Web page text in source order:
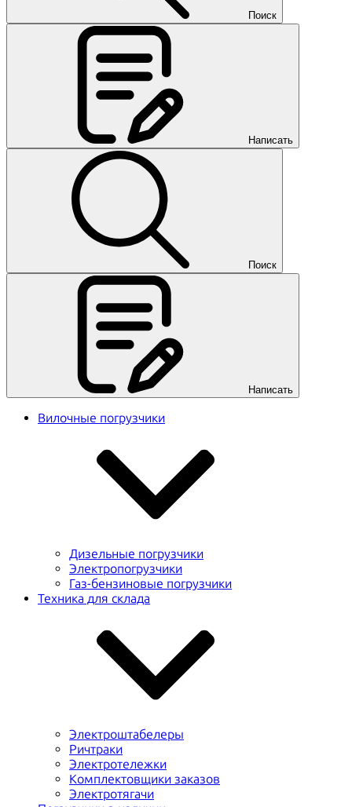
Поиск
Написать
Поиск
Написать
Вилочные погрузчики
Дизельные погрузчики
Электропогрузчики
Газ-бензиновые погрузчики
Техника для склада
Электроштабелеры
Ричтраки
Электротележки
Комплектовщики заказов
Электротягачи